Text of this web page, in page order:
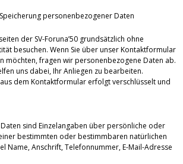
personenbezogener Daten
der SV-Foruna’50 grundsätzlich ohne
besuchen. Wenn Sie über unser Kontaktformular
möchten, fragen wir personenbezogene Daten ab.
uns dabei, Ihr Anliegen zu bearbeiten.
dem Kontaktformular erfolgt verschlüsselt und
sind Einzelangaben über persönliche oder
bestimmten oder bestimmbaren natürlichen
Name, Anschrift, Telefonnummer, E-Mail-Adresse